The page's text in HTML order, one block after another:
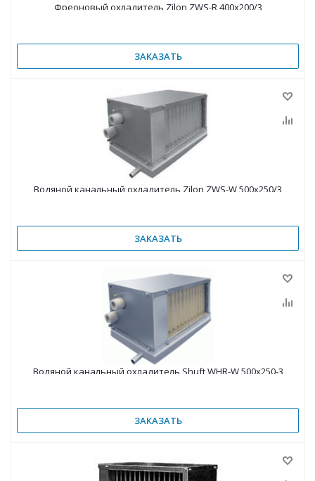
Фреоновый охладитель Zilon ZWS-R 400х200/3
ЗАКАЗАТЬ
Водяной канальный охладитель Zilon ZWS-W 500х250/3
ЗАКАЗАТЬ
Водяной канальный охладитель Shuft WHR-W 500x250-3
ЗАКАЗАТЬ